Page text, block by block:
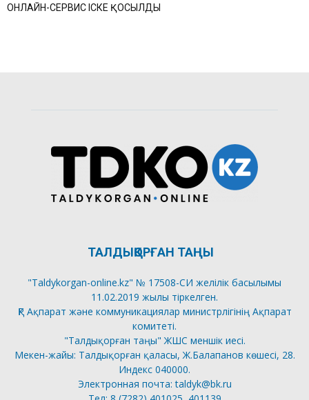
ОНЛАЙН-СЕРВИС ІСКЕ ҚОСЫЛДЫ
ТАЛДЫҚОРҒАН ТАҢЫ
"Taldykorgan-online.kz" № 17508-СИ желілік басылымы
11.02.2019 жылы тіркелген.
ҚР Ақпарат және коммуникациялар министрлігінің Ақпарат
комитеті.
"Талдықорған таңы" ЖШС меншік иесі.
Мекен-жайы: Талдықорған қаласы, Ж.Балапанов көшесі, 28.
Индекс 040000.
Электронная почта: taldyk@bk.ru